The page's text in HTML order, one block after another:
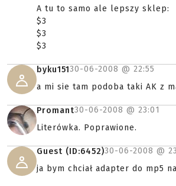
A tu to samo ale lepszy sklep:
$3
$3
$3
byku15130-06-2008 @ 22:55
a mi sie tam podoba taki AK z
Promant30-06-2008 @ 23:01
Literówka. Poprawione.
Guest (ID:6452)30-06-2008 @
ja bym chciał adapter do mp5